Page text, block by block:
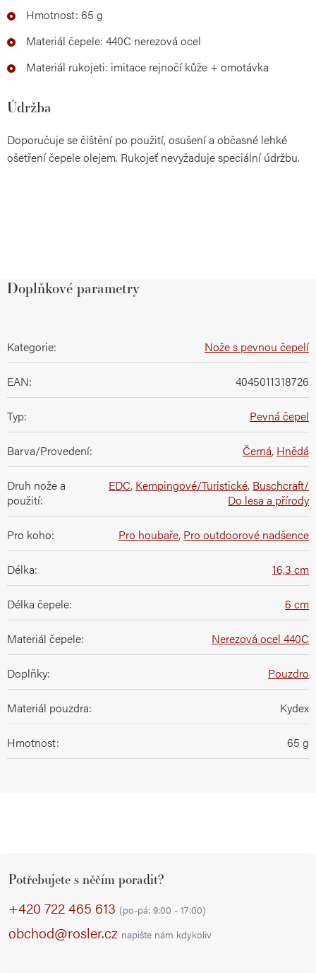
Hmotnost: 65 g
Materiál čepele: 440C nerezová ocel
Materiál rukojeti: imitace rejnočí kůže + omotávka
Údržba
Doporučuje se čištění po použití, osušení a občasné lehké
ošetření čepele olejem. Rukojeť nevyžaduje speciální údržbu.
Doplňkové parametry
Kategorie: Nože s pevnou čepelí
EAN: 4045011318726
Typ: Pevná čepel
Barva/Provedení: Černá, Hnědá
Druh nože a
použití:
EDC, Kempingové/Turistické, Buschcraft/
Do lesa a přírody
Pro koho: Pro houbaře, Pro outdoorové nadšence
Délka: 16,3 cm
Délka čepele: 6 cm
Materiál čepele: Nerezová ocel 440C
Doplňky: Pouzdro
Materiál pouzdra: Kydex
Hmotnost: 65 g
Potřebujete s něčím poradit?
+420 722 465 613 (po-pá: 9:00 - 17:00)
obchod@rosler.cz napište nám kdykoliv